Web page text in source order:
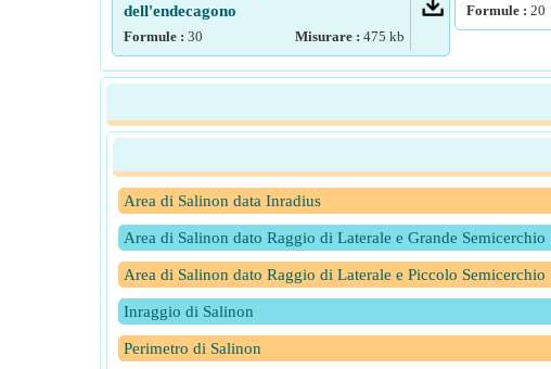
dell'endecagono
Formule : 30 Misurare : 475 kb
Formule : 20
Area di Salinon data Inradius
Area di Salinon dato Raggio di Laterale e Grande Semicerchio
Area di Salinon dato Raggio di Laterale e Piccolo Semicerchio
Inraggio di Salinon
Perimetro di Salinon